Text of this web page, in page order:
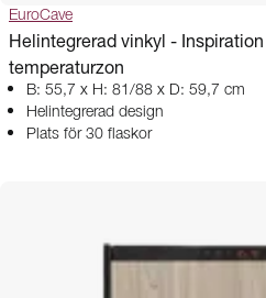
EuroCave
Helintegrerad vinkyl - Inspiration
temperaturzon
B: 55,7 x H: 81/88 x D: 59,7 cm
Helintegrerad design
Plats för 30 flaskor